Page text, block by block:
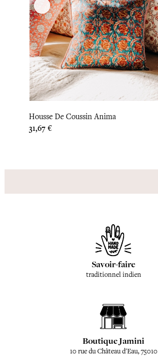
Housse De Coussin Anima
Prix
31,67 €
‹
Savoir-faire
traditionnel indien
Boutique Jamini
10 rue du Château d'Eau, 75010